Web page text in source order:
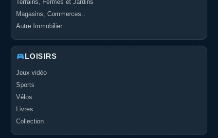
Terrains, Fermes et Jardins
Magasins, Commerces..
Autre Immobilier
LOISIRS
Jeux vidéo
Sports
Vélos
Livres
Collection